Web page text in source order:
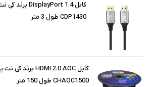
CDP1430 طول 3 متر
CHAOC1500 طول 150 متر